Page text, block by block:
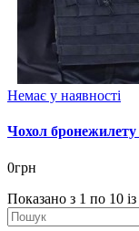
Немає у наявності
Чохол
0грн
Показано з 1 по 10